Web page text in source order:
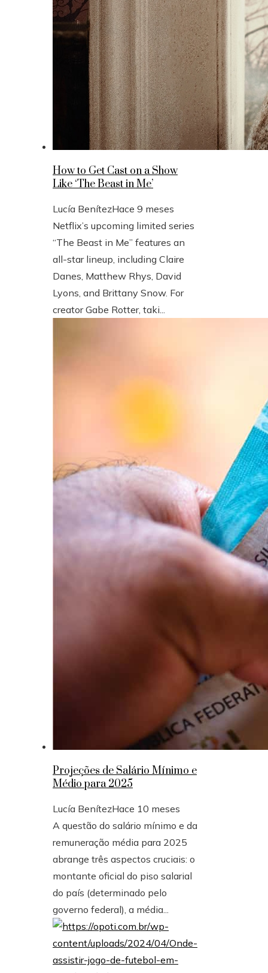
How to Get Cast on a Show
Like ‘The Beast in Me’
Lucía BenítezHace 9 meses
Netflix’s upcoming limited series
“The Beast in Me” features an
all-star lineup, including Claire
Danes, Matthew Rhys, David
Lyons, and Brittany Snow. For
creator Gabe Rotter, taki...
Projeções de Salário Mínimo e
Médio para 2025
Lucía BenítezHace 10 meses
A questão do salário mínimo e da
remuneração média para 2025
abrange três aspectos cruciais: o
montante oficial do piso salarial
do país (determinado pelo
governo federal), a média...